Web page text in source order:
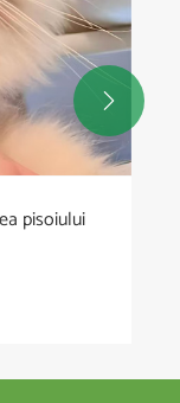
pisoiului
